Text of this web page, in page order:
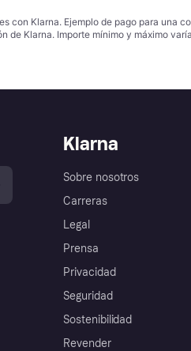
con Klarna. Ejemplo de pago para una
de Klarna. Importe mínimo y máximo
Klarna
Sobre nosotros
Carreras
Legal
Prensa
Privacidad
Seguridad
Sostenibilidad
Revender